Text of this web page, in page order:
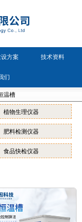
方案 技术资料
们
温槽
植物生理仪器
肥料检测仪器
食品快检仪器